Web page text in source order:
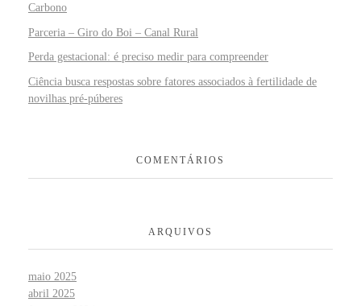
Carbono
Parceria – Giro do Boi – Canal Rural
Perda gestacional: é preciso medir para compreender
Ciência busca respostas sobre fatores associados à fertilidade de
novilhas pré-púberes
COMENTÁRIOS
ARQUIVOS
maio 2025
abril 2025